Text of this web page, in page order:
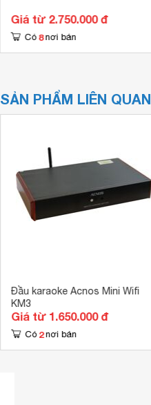
Giá từ 2.750.000 đ
Có 8 nơi bán
SẢN PHẨM LIÊN QUAN
Đầu karaoke Acnos Mini Wifi
KM3
Giá từ 1.650.000 đ
Có 2 nơi bán